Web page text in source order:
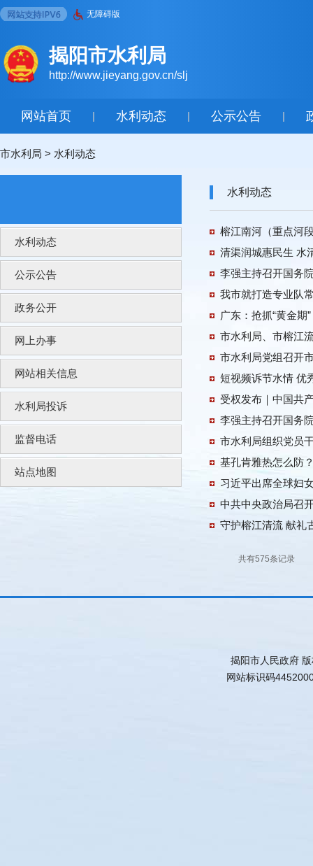
无障碍版
揭阳市水利局
http://www.jieyang.gov.cn/slj
网站首页 | 水利动态 | 公示公告 |
市水利局 > 水利动态
水利动态
公示公告
政务公开
网上办事
网站相关信息
水利局投诉
监督电话
站点地图
水利动态
榕江南河（重点河
清渠润城惠民生 水
李强主持召开国务
我市就打造专业队
广东：抢抓“黄金期
市水利局、市榕江
市水利局党组召开
短视频诉节水情 优
受权发布｜中国共
李强主持召开国务
市水利局组织党员
基孔肯雅热怎么防
习近平出席全球妇
守护榕江清流 献礼
共有575条记录
揭阳市人民政府
网站标识码